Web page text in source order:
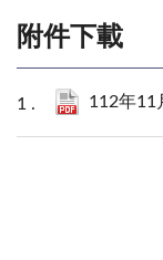
附件下載
112年11